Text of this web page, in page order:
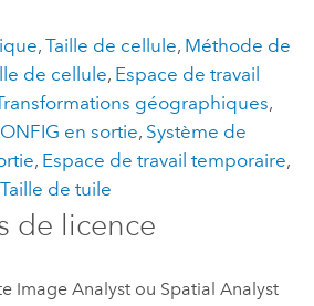
, Taille de cellule, Méthode de
de cellule, Espace de travail
géographiques,
en sortie, Système de
, Espace de travail temporaire,
Taille de tuile
de licence
Image Analyst ou Spatial Analyst